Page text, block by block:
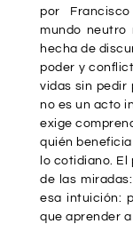
por
mundo
hecha de
poder y
vidas sin pedir
no es un acto
exige
quién
lo cotidiano.
de las
esa intuición:
que aprender